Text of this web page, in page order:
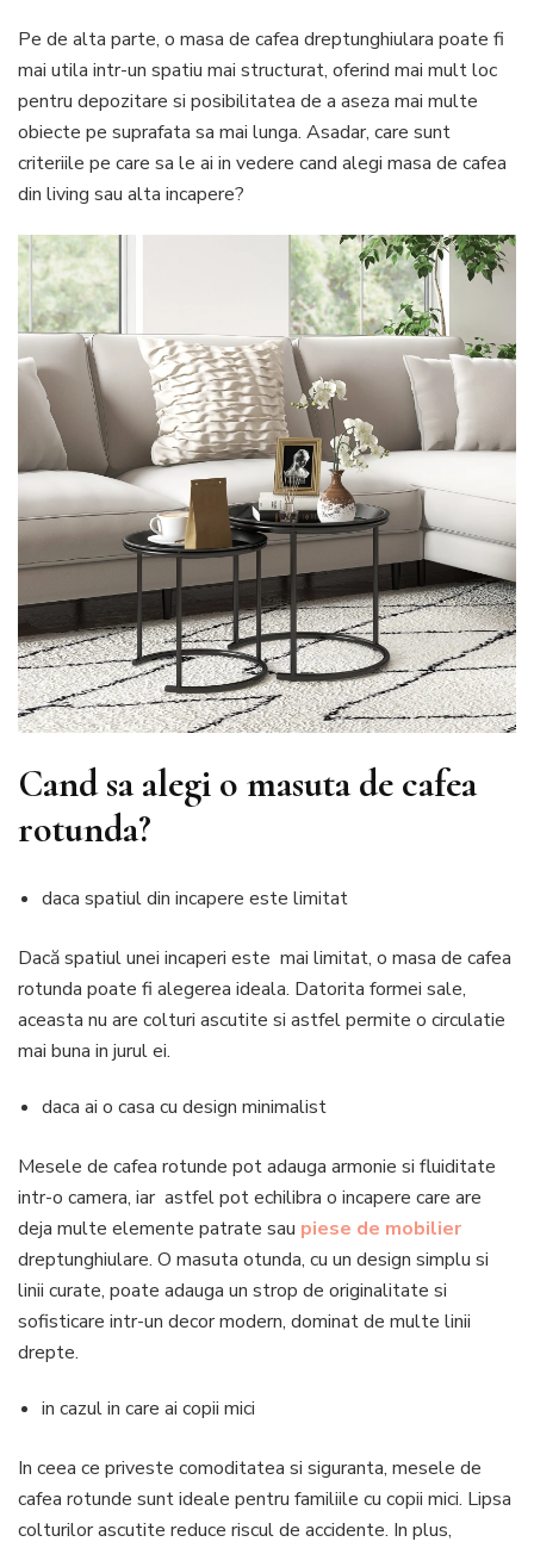
Pe de alta parte, o masa de cafea dreptunghiulara poate fi
mai utila intr-un spatiu mai structurat, oferind mai mult loc
pentru depozitare si posibilitatea de a aseza mai multe
obiecte pe suprafata sa mai lunga. Asadar, care sunt
criteriile pe care sa le ai in vedere cand alegi masa de cafea
din living sau alta incapere?
Cand sa alegi o masuta de cafea
rotunda?
daca spatiul din incapere este limitat
Dacă spatiul unei incaperi este mai limitat, o masa de cafea
rotunda poate fi alegerea ideala. Datorita formei sale,
aceasta nu are colturi ascutite si astfel permite o circulatie
mai buna in jurul ei.
daca ai o casa cu design minimalist
Mesele de cafea rotunde pot adauga armonie si fluiditate
intr-o camera, iar astfel pot echilibra o incapere care are
deja multe elemente patrate sau piese de mobilier
dreptunghiulare. O masuta otunda, cu un design simplu si
linii curate, poate adauga un strop de originalitate si
sofisticare intr-un decor modern, dominat de multe linii
drepte.
in cazul in care ai copii mici
In ceea ce priveste comoditatea si siguranta, mesele de
cafea rotunde sunt ideale pentru familiile cu copii mici. Lipsa
colturilor ascutite reduce riscul de accidente. In plus,